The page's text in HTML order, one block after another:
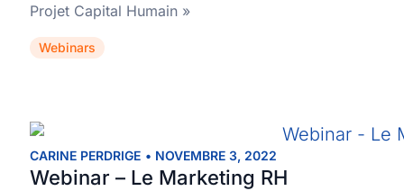
Projet Capital Humain »
Webinars
CARINE PERDRIGE • NOVEMBRE 3, 2022
Webinar – Le Marketing RH